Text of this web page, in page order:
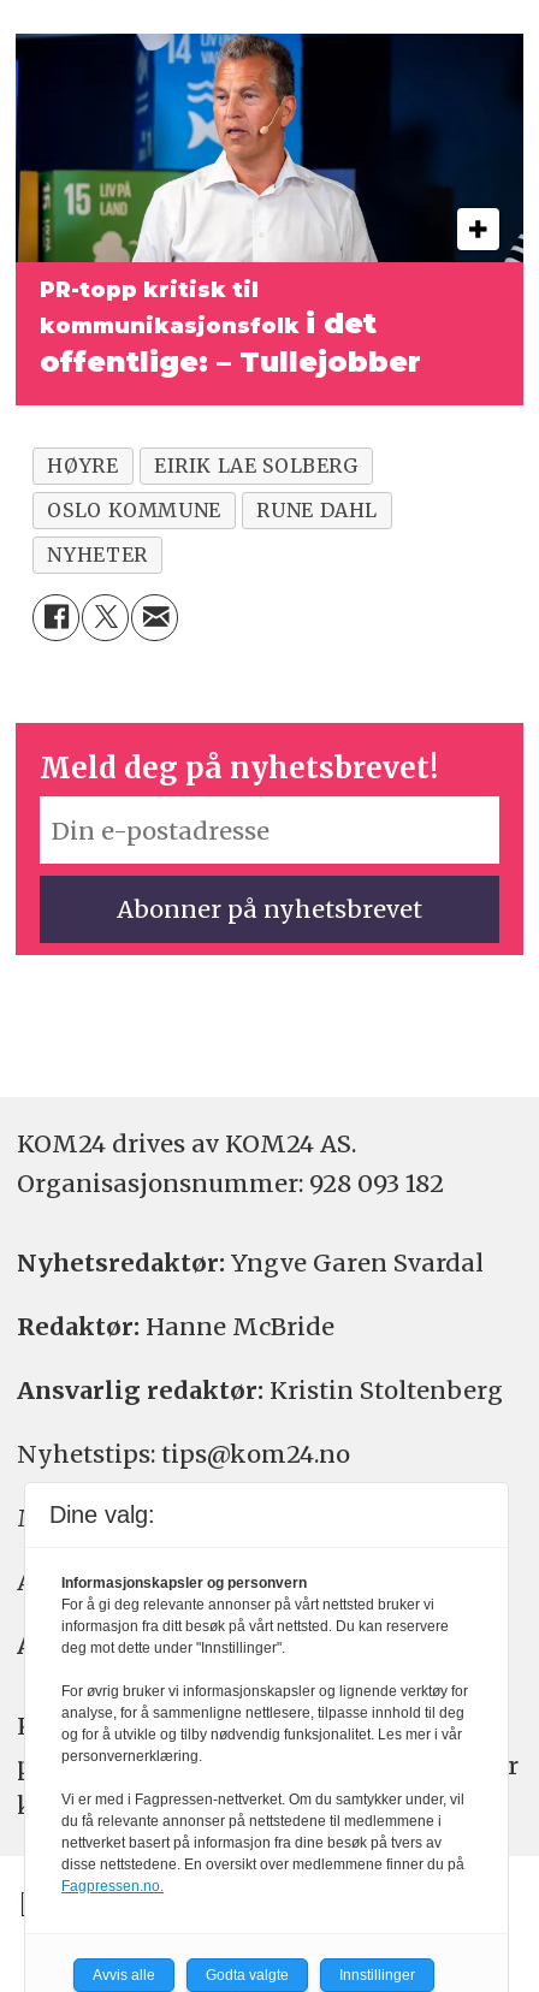
PR-topp kritisk til
kommunikasjonsfolk i det
offentlige: – Tullejobber
HØYRE
EIRIK LAE SOLBERG
OSLO KOMMUNE
RUNE DAHL
NYHETER
Meld deg på nyhetsbrevet!
KOM24 drives av KOM24 AS.
Organisasjons­nummer: 928 093 182
Nyhetsredaktør: Yngve Garen Svardal
Redaktør: Hanne McBride
Ansvarlig redaktør: Kristin Stoltenberg
Nyhetstips: tips@kom24.no
Meninger: meninger@kom24.no
Annonse: annonse@watchmedia.no
Abonnement:kom24@watchmedia.no
KOM24 arbeider etter Vær Varsom-
plakatens regler for god presseskikk. Her
kan du lese mer omPFUsarbeid.
Dine valg:
Informasjonskapsler og personvern
For å gi deg relevante annonser på vårt nettsted bruker vi
informasjon fra ditt besøk på vårt nettsted. Du kan reservere
deg mot dette under "Innstillinger".
For øvrig bruker vi informasjonskapsler og lignende verktøy for
analyse, for å sammenligne nettlesere, tilpasse innhold til deg
og for å utvikle og tilby nødvendig funksjonalitet. Les mer i vår
personvernerklæring.
Vi er med i Fagpressen-nettverket. Om du samtykker under, vil
du få relevante annonser på nettstedene til medlemmene i
nettverket basert på informasjon fra dine besøk på tvers av
disse nettstedene. En oversikt over medlemmene finner du på
Fagpressen.no.
Avvis alle Godta valgte Innstillinger